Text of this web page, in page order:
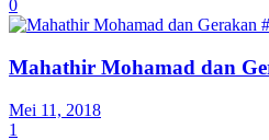
0
Mahathir Mohamad dan
Mei 11, 2018
1